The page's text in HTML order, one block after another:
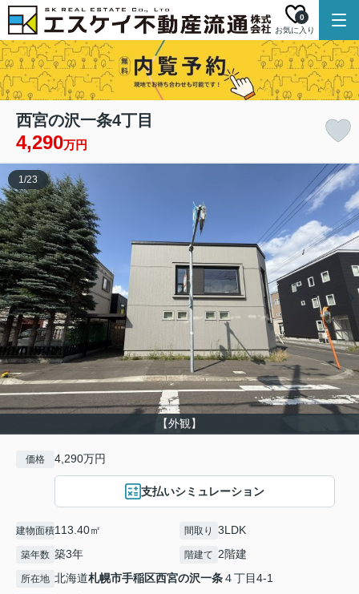
お気に入り
0
西宮の沢一条4丁目
4,290万円
【外観】
1 /23
価格 4,290万円
支払いシミュレーション
建物面積113.40㎡ 間取り 3LDK
築年数 築3年 階建て 2階建
所在地 北海道札幌市手稲区西宮の沢一条４丁目4-1